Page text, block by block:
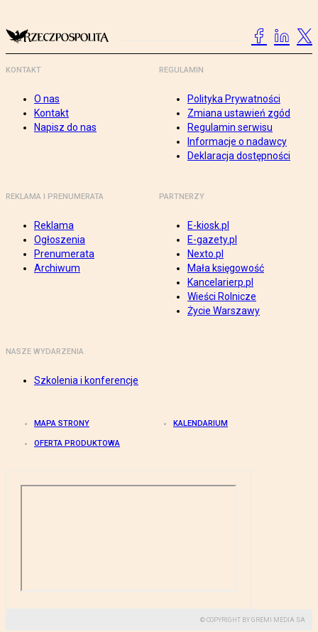
KONTAKT
O nas
Kontakt
Napisz do nas
REGULAMIN
Polityka Prywatności
Zmiana ustawień zgód
Regulamin serwisu
Informacje o nadawcy
Deklaracja dostępności
REKLAMA I PRENUMERATA
Reklama
Ogłoszenia
Prenumerata
Archiwum
PARTNERZY
E-kiosk.pl
E-gazety.pl
Nexto.pl
Mała księgowość
Kancelarierp.pl
Wieści Rolnicze
Życie Warszawy
NASZE WYDARZENIA
Szkolenia i konferencje
MAPA STRONY KALENDARIUM
OFERTA PRODUKTOWA
© COPYRIGHT BY GREMI MEDIA SA